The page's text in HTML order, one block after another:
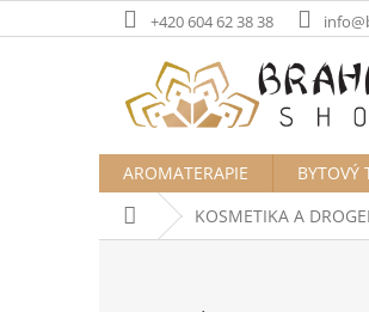
na
+420 604 62 38 38
AROMATERAPIE BYTOVÝ
Domů KOSMETIKA A